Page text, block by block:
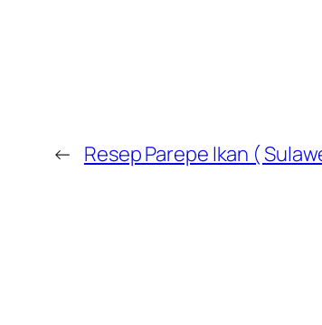
← Resep Parepe Ikan (